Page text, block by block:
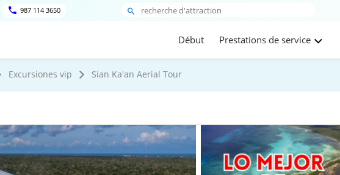
987 114 3650
Début Prestations de service
Excursiones vip Sian Ka'an Aerial Tour